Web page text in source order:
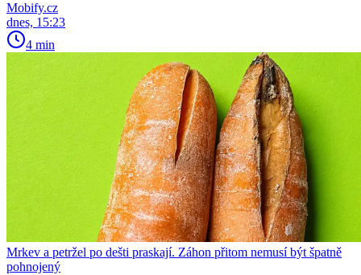
Mobify.cz
dnes, 15:23
4 min
Mrkev a petržel po dešti praskají. Záhon přitom nemusí být špatně
pohnojený